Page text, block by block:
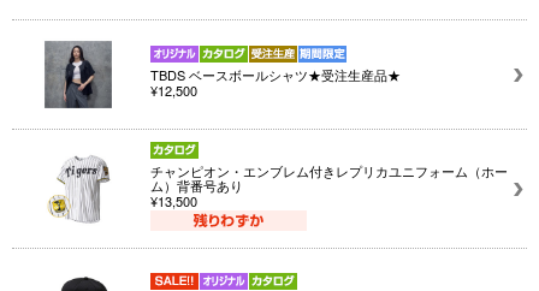
TBDS ベースボールシャツ★受注生産品★
¥12,500
チャンピオン・エンブレム付きレプリカユニフォーム（ホー
ム）背番号あり
¥13,500